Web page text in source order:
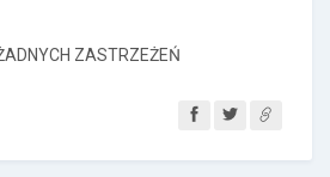
ZASTRZEŻEŃ